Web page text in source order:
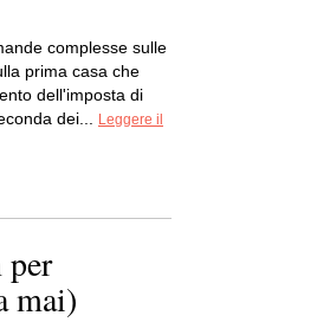
complesse sulle
prima casa che
dell'imposta di
dei...
Leggere il
per
mai)